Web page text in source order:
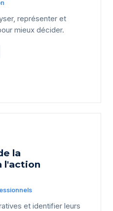
représenter et
mieux décider.
la
l'action
et identifier leurs